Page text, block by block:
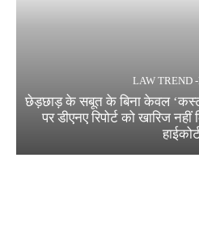
LAW TREND
छेड़छाड़ के सबूत के बिना केवल
पर डीएनए रिपोर्ट को खारिज